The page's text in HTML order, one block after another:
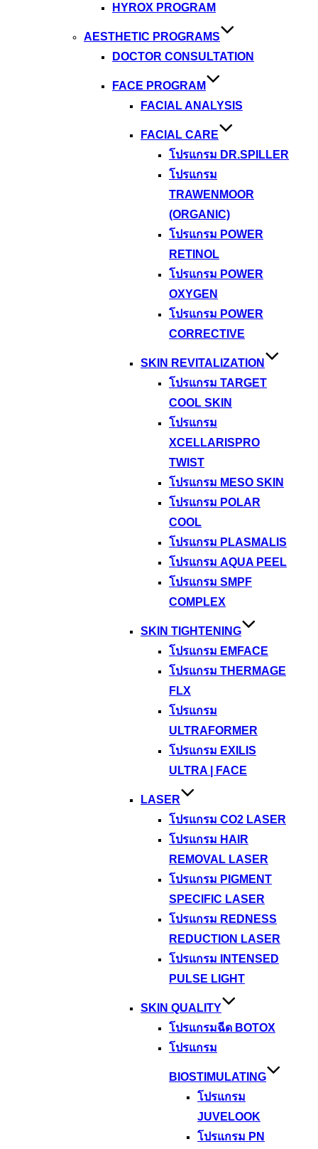
HYROX PROGRAM
AESTHETIC PROGRAMS
DOCTOR CONSULTATION
FACE PROGRAM
FACIAL ANALYSIS
FACIAL CARE
โปรแกรม DR.SPILLER
โปรแกรม
TRAWENMOOR
(ORGANIC)
โปรแกรม POWER
RETINOL
โปรแกรม POWER
OXYGEN
โปรแกรม POWER
CORRECTIVE
SKIN REVITALIZATION
โปรแกรม TARGET
COOL SKIN
โปรแกรม
XCELLARISPRO
TWIST
โปรแกรม MESO SKIN
โปรแกรม POLAR
COOL
โปรแกรม PLASMALIS
โปรแกรม AQUA PEEL
โปรแกรม SMPF
COMPLEX
SKIN TIGHTENING
โปรแกรม EMFACE
โปรแกรม THERMAGE
FLX
โปรแกรม
ULTRAFORMER
โปรแกรม EXILIS
ULTRA | FACE
LASER
โปรแกรม CO2 LASER
โปรแกรม HAIR
REMOVAL LASER
โปรแกรม PIGMENT
SPECIFIC LASER
โปรแกรม REDNESS
REDUCTION LASER
โปรแกรม INTENSED
PULSE LIGHT
SKIN QUALITY
โปรแกรมฉีด BOTOX
โปรแกรม
BIOSTIMULATING
โปรแกรม
JUVELOOK
โปรแกรม PN